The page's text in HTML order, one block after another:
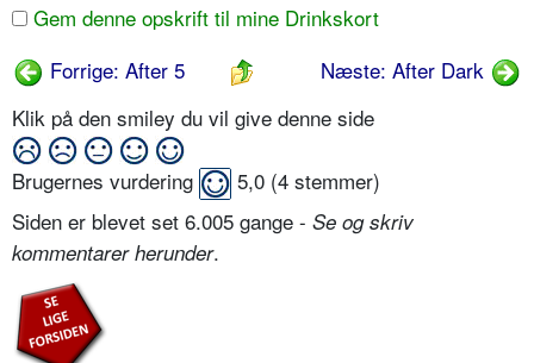
Gem denne opskrift til mine Drinkskort
Forrige: After 5
Næste: After Dark
Klik på den smiley du vil give denne side
Brugernes vurdering 5,0 (4 stemmer)
Siden er blevet set 6.005 gange - Se og skriv
kommentarer herunder.